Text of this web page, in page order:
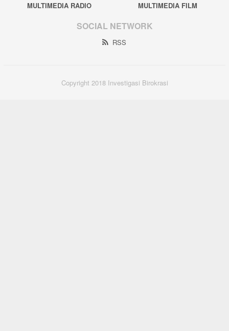
MULTIMEDIA RADIO
MULTIMEDIA FILM
SOCIAL NETWORK
RSS
Copyright 2018 Investigasi Birokrasi